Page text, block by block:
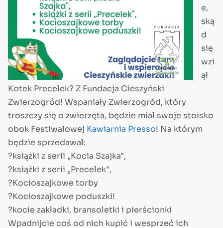
e,
ską
d
się
wzi
ął
Kotek Precelek? Z Fundacja Cieszyński
Zwierzogród! Wspaniały Zwierzogród, który
troszczy się o zwierzęta, będzie miał swoje stoisko
obok Festiwalowej Kawiarnia Presso! Na którym
będzie sprzedawał:
?książki z serii „Kocia Szajka",
?książki z serii „Precelek",
?Kocioszajkowe torby
?Kocioszajkowe poduszki!
?kocie zakładki, bransoletki i pierścionki
Wpadnijcie coś od nich kupić i wesprzeć ich